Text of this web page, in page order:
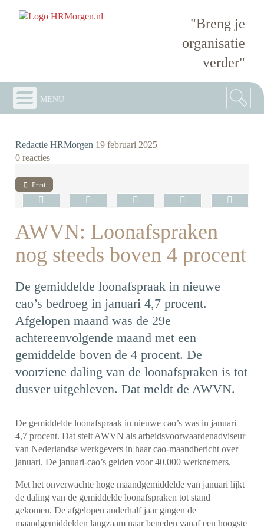
"Breng je
organisatie
verder"
menu
Redactie HRMorgen 19 februari 2025
0 reacties
Print
AWVN: Loonafspraken
nog steeds boven 4 procent
De gemiddelde loonafspraak in nieuwe
cao’s bedroeg in januari 4,7 procent.
Afgelopen maand was de 29e
achtereenvolgende maand met een
gemiddelde boven de 4 procent. De
voorziene daling van de loonafspraken is tot
dusver uitgebleven. Dat meldt de AWVN.
De gemiddelde loonafspraak in nieuwe cao’s was in januari
4,7 procent. Dat stelt AWVN als arbeidsvoorwaarden­adviseur
van Nederlandse werkgevers in haar cao-maandbericht over
januari. De januari-cao’s gelden voor 40.000 werknemers.
Met het onverwachte hoge maandgemiddelde van januari lijkt
de daling van de gemiddelde loonafspraken tot stand
gekomen. De afgelopen anderhalf jaar gingen de
maandgemiddelden langzaam naar beneden vanaf een hoogste